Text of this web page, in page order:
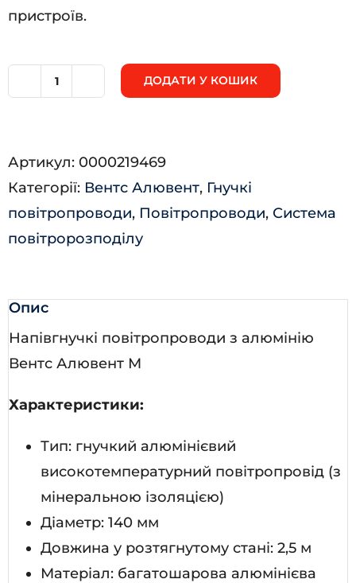
пристроїв.
Алювент
кількість
ДОДАТИ У КОШИК
Артикул: 0000219469
Категорії: Вентс Алювент, Гнучкі
повітропроводи, Повітропроводи, Система
повітророзподілу
Опис
Напівгнучкі повітропроводи з алюмінію
Вентс Алювент М
Характеристики:
Тип: гнучкий алюмінієвий
високотемпературний повітропровід (з
мінеральною ізоляцією)
Діаметр: 140 мм
Довжина у розтягнутому стані: 2,5 м
Матеріал: багатошарова алюмінієва